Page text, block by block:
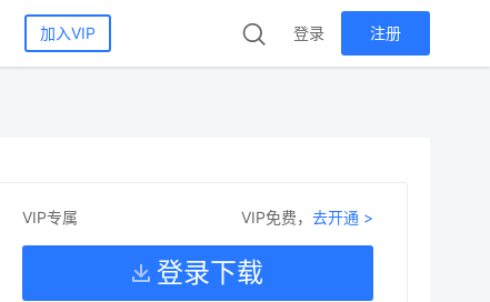
加入VIP 登录 注册
VIP专属 VIP免费，去开通 >
登录下载